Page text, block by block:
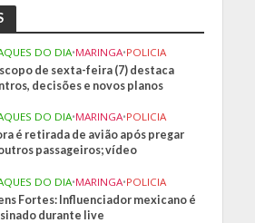
DO DIA•MARINGA•POLICIA
de sexta-feira (7) destaca
decisões e novos planos
DO DIA•MARINGA•POLICIA
é retirada de avião após pregar
passageiros; vídeo
DO DIA•MARINGA•POLICIA
Fortes: Influenciador mexicano é
durante live